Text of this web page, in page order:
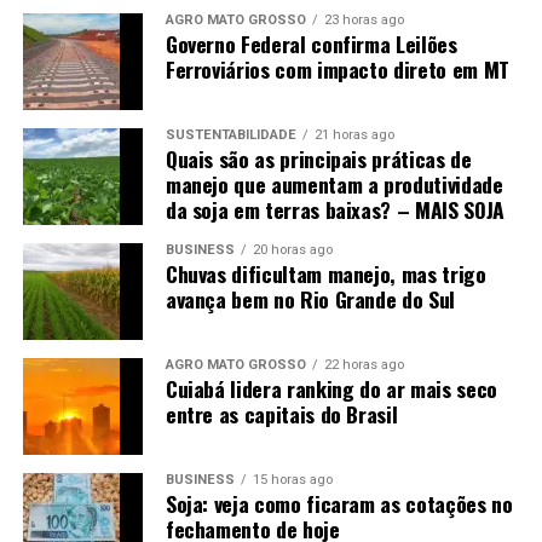
mês de agosto, não se descarta novas baixas em Chicago.
Diante disso, o que favorecerá o mercado será a
manutenção das compras chinesas, o que ainda não é
uma certeza, apesar dos sinais positivos dos últimos
dias.
Fonte:Informativo CEEMA UNIJUÍ, do prof. Dr.
Professor Titular do PPGDR da UNIJUÍ, doutor em
Economia Internacional pela EHESS de Paris-França,
coordenador, pesquisador e analista de mercado da
CEEMA (FIDENE/UNIJUÍ).
AGRO MATO GROSSO 23 horas ago
Governo Federal confirma Leilões
Ferroviários com impacto direto em MT
SUSTENTABILIDADE 21 horas ago
Quais são as principais práticas de
manejo que aumentam a produtividade
da soja em terras baixas? – MAIS SOJA
BUSINESS 20 horas ago
Chuvas dificultam manejo, mas trigo
avança bem no Rio Grande do Sul
AGRO MATO GROSSO 22 horas ago
Cuiabá lidera ranking do ar mais seco
entre as capitais do Brasil
BUSINESS 15 horas ago
Soja: veja como ficaram as cotações no
fechamento de hoje